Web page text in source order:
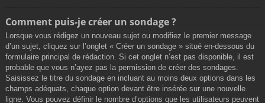
Comment puis-je créer un sondage ?
Lorsque vous rédigez un nouveau sujet ou modifiez le premier message
d’un sujet, cliquez sur l’onglet « Créer un sondage » situé en-dessous du
formulaire principal de rédaction. Si cet onglet n’est pas disponible, il est
probable que vous n’ayez pas la permission de créer des sondages.
Saisissez le titre du sondage en incluant au moins deux options dans les
champs adéquats, chaque option devant être insérée sur une nouvelle
ligne. Vous pouvez définir le nombre d’options que les utilisateurs peuvent